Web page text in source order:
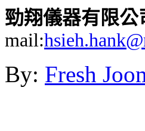
勁翔儀器有限公
mail:
By: Fresh